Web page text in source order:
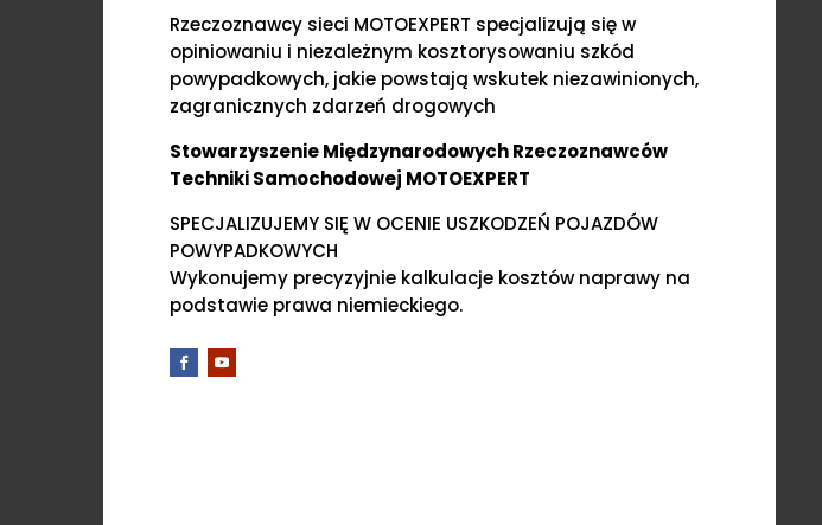
Rzeczoznawcy sieci MOTOEXPERT specjalizują się w
opiniowaniu i niezależnym kosztorysowaniu szkód
powypadkowych, jakie powstają wskutek niezawinionych,
zagranicznych zdarzeń drogowych
Stowarzyszenie Międzynarodowych Rzeczoznawców
Techniki Samochodowej MOTOEXPERT
SPECJALIZUJEMY SIĘ W OCENIE USZKODZEŃ POJAZDÓW
POWYPADKOWYCH
Wykonujemy precyzyjnie kalkulacje kosztów naprawy na
podstawie prawa niemieckiego.